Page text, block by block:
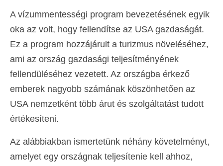
A vízummentességi program bevezetésének egyik
oka az volt, hogy fellendítse az USA gazdaságát.
Ez a program hozzájárult a turizmus növeléséhez,
ami az ország gazdasági teljesítményének
fellendüléséhez vezetett. Az országba érkező
emberek nagyobb számának köszönhetően az
USA nemzetként több árut és szolgáltatást tudott
értékesíteni.
Az alábbiakban ismertetünk néhány követelményt,
amelyet egy országnak teljesítenie kell ahhoz,